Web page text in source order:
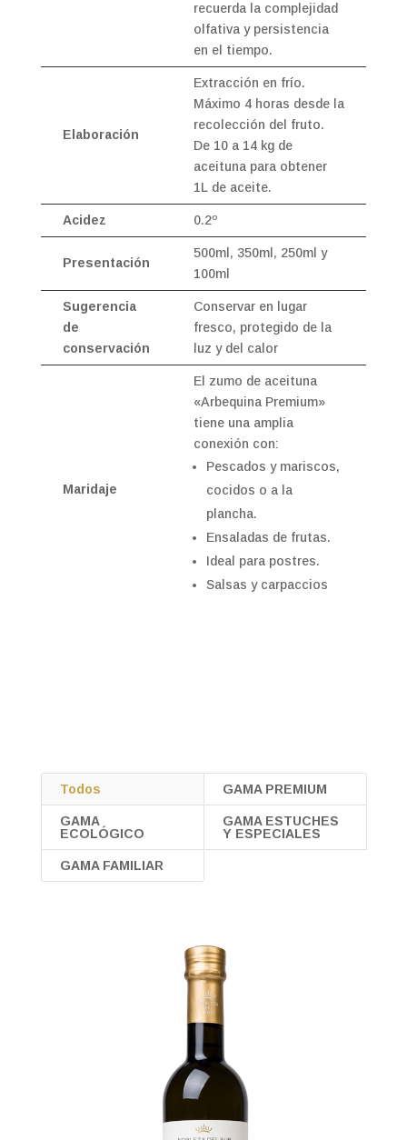
recuerda la complejidad
olfativa y persistencia
en el tiempo.
Elaboración
Extracción en frío.
Máximo 4 horas desde la
recolección del fruto.
De 10 a 14 kg de
aceituna para obtener
1L de aceite.
Acidez 0.2º
Presentación
500ml, 350ml, 250ml y
100ml
Sugerencia
de
conservación
Conservar en lugar
fresco, protegido de la
luz y del calor
Maridaje
El zumo de aceituna
«Arbequina Premium»
tiene una amplia
conexión con:
Pescados y mariscos,
cocidos o a la
plancha.
Ensaladas de frutas.
Ideal para postres.
Salsas y carpaccios
Todos GAMA PREMIUM
GAMA
ECOLÓGICO
GAMA ESTUCHES
Y ESPECIALES
GAMA FAMILIAR